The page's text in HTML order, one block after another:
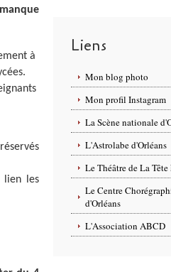
à
lien les
Liens
Mon blog photo
Mon profil Instagram
La Scène nationale
L'Astrolabe d'Orléans
Le Théâtre de La Tête
Le Centre
d'Orléans
L'Association ABCD